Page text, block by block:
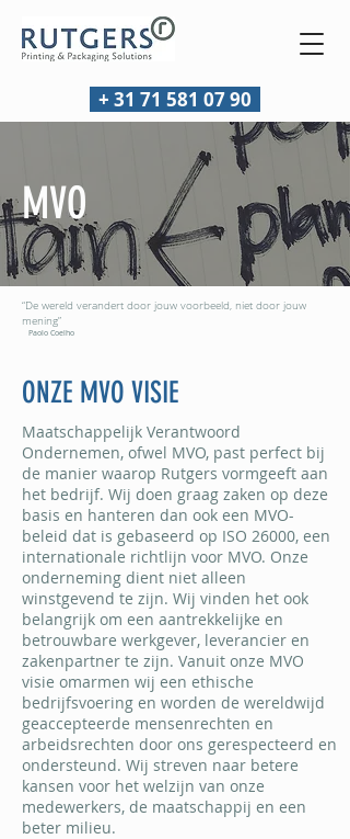
+ 31 71 581 07 90
MVO
“De wereld verandert door jouw voorbeeld, niet door jouw
mening”
Paolo Coelho
ONZE MVO VISIE
Maatschappelijk Verantwoord
Ondernemen, ofwel MVO, past perfect bij
de manier waarop Rutgers vormgeeft aan
het bedrijf. Wij doen graag zaken op deze
basis en hanteren dan ook een MVO-
beleid dat is gebaseerd op ISO 26000, een
internationale richtlijn voor MVO. Onze
onderneming dient niet alleen
winstgevend te zijn. Wij vinden het ook
belangrijk om een aantrekkelijke en
betrouwbare werkgever, leverancier en
zakenpartner te zijn. Vanuit onze MVO
visie omarmen wij een ethische
bedrijfsvoering en worden de wereldwijd
geaccepteerde mensenrechten en
arbeidsrechten door ons gerespecteerd en
ondersteund. Wij streven naar betere
kansen voor het welzijn van onze
medewerkers, de maatschappij en een
beter milieu.